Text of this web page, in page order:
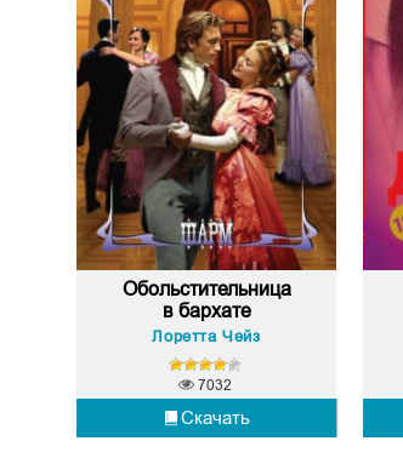
Обольстительница
в бархате
Лоретта Чейз
Скачать
7032